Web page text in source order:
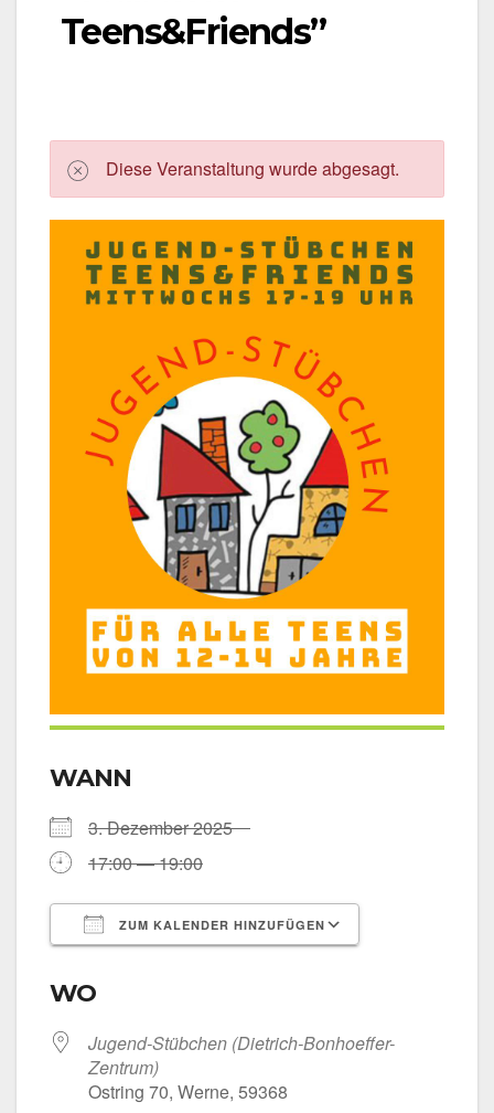
Teens&Friends”
Die­se Ver­an­stal­tung wur­de abge­sagt.
WANN
3. Dezem­ber 2025
17:00 — 19:00
ZUM KALENDER HINZUFÜGEN
WO
Jugend-Stübchen (Dietrich-Bonhoeffer-
Zentrum)
Ost­ring 70, Wer­ne, 59368